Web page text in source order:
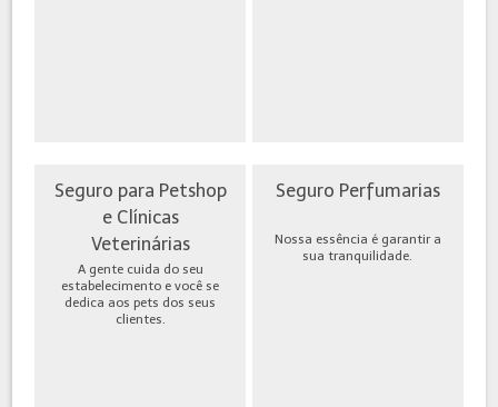
Seguro para Petshop
e Clínicas
Veterinárias
A gente cuida do seu
estabelecimento e você se
dedica aos pets dos seus
clientes.
Seguro Perfumarias
Nossa essência é garantir a
sua tranquilidade.